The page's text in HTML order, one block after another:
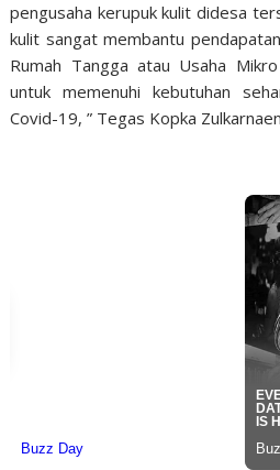
pengusaha kerupuk kulit didesa
kulit sangat membantu
Rumah Tangga atau Usaha
untuk memenuhi kebutuhan
Covid-19, ” Tegas Kopka